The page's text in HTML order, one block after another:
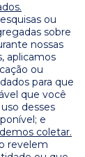
ou
sobre
nossas
aplicamos
ou
para que
que você
desses
e
coletar.
revelem